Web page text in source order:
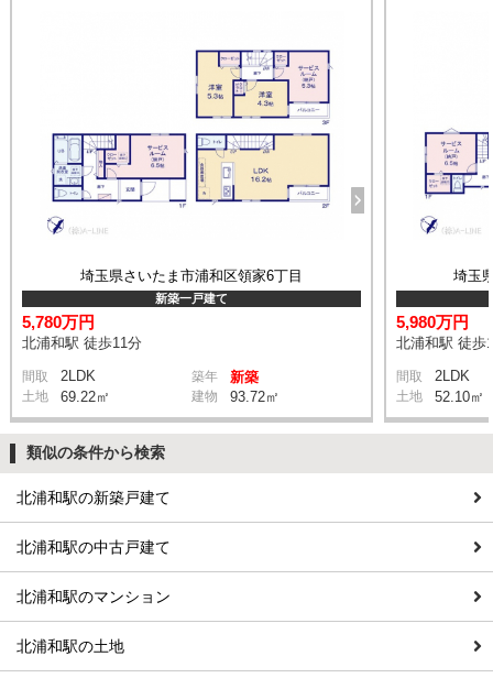
埼玉県さいたま市浦和区領家6丁目
新築一戸建て
5,780万円
北浦和駅 徒歩11分
間取 2LDK 築年 新築
土地 69.22㎡ 建物 93.72㎡
埼玉
5,980万円
北浦和駅 徒歩
間取 2LDK
土地 52.10㎡
類似の条件から検索
北浦和駅の新築戸建て
北浦和駅の中古戸建て
北浦和駅のマンション
北浦和駅の土地